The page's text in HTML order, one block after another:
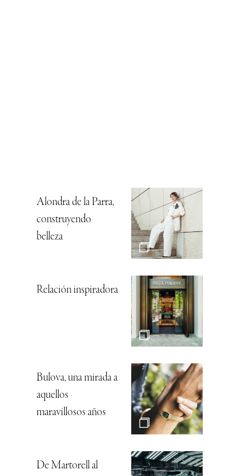
Alondra de la Parra,
construyendo
belleza
Relación inspiradora
Bulova, una mirada a
aquellos
maravillosos años
De Martorell al